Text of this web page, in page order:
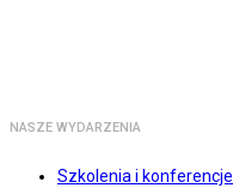
NASZE WYDARZENIA
Szkolenia i konferencje